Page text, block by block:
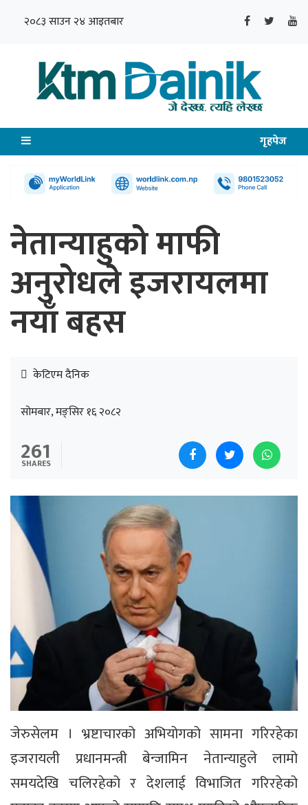
२०८३ साउन २४ आइतबार
गृहपेज
नेतान्याहुको माफी
अनुरोधले इजरायलमा
नयाँ बहस
केटिएम दैनिक
सोमबार, मङ्सिर १६ २०८२
261
SHARES
जेरुसेलम । भ्रष्टाचारको अभियोगको सामना गरिरहेका
इजरायली प्रधानमन्त्री बेन्जामिन नेतान्याहुले लामो
समयदेखि चलिरहेको र देशलाई विभाजित गरिरहेको